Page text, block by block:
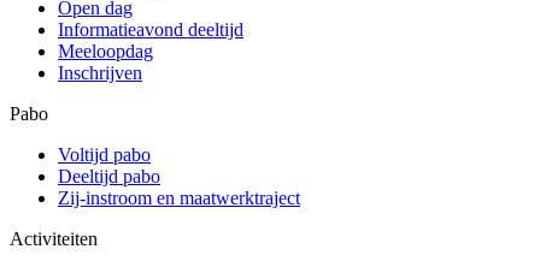
Open dag
Informatieavond deeltijd
Meeloopdag
Inschrijven
Pabo
Voltijd pabo
Deeltijd pabo
Zij-instroom en maatwerktraject
Activiteiten